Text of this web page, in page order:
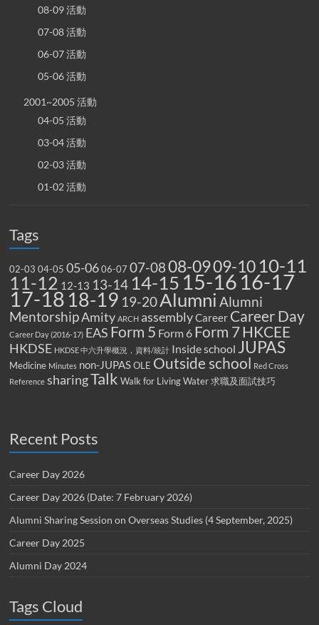
08-09 活動
07-08 活動
06-07 活動
05-06 活動
2001~2005 活動
04-05 活動
03-04 活動
02-03 活動
01-02 活動
Tags
02-03 04-05 05-06 06-07 07-0808-0909-10 10-11
11-12 12-13 13-14 14-15 15-16 16-17
17-18 18-19 19-20Alumni Alumni
MentorshipAmity ARCH assemblyCareer Career Day
Career Day (2016-17) EAS Form 5 Form 6 Form 7HKCEE
HKDSE HKDSE 中六升學概況，資料/統計 Inside school JUPAS
Medicine Minutes non-JUPAS OLE Outside school
Red Cross
Reference sharingTalk Walk for Living Water 求職及面試技巧
Recent Posts
Career Day 2026
Career Day 2026 (Date: 7 February 2026)
Alumni Sharing Session on Overseas Studies (4 September, 2025)
Career Day 2025
Alumni Day 2024
Tags Cloud